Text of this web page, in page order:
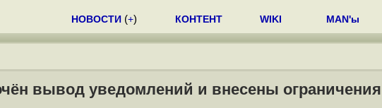
НОВОСТИ (+) КОНТЕНТ WIKI MAN'ы
вывод уведомлений и внесены